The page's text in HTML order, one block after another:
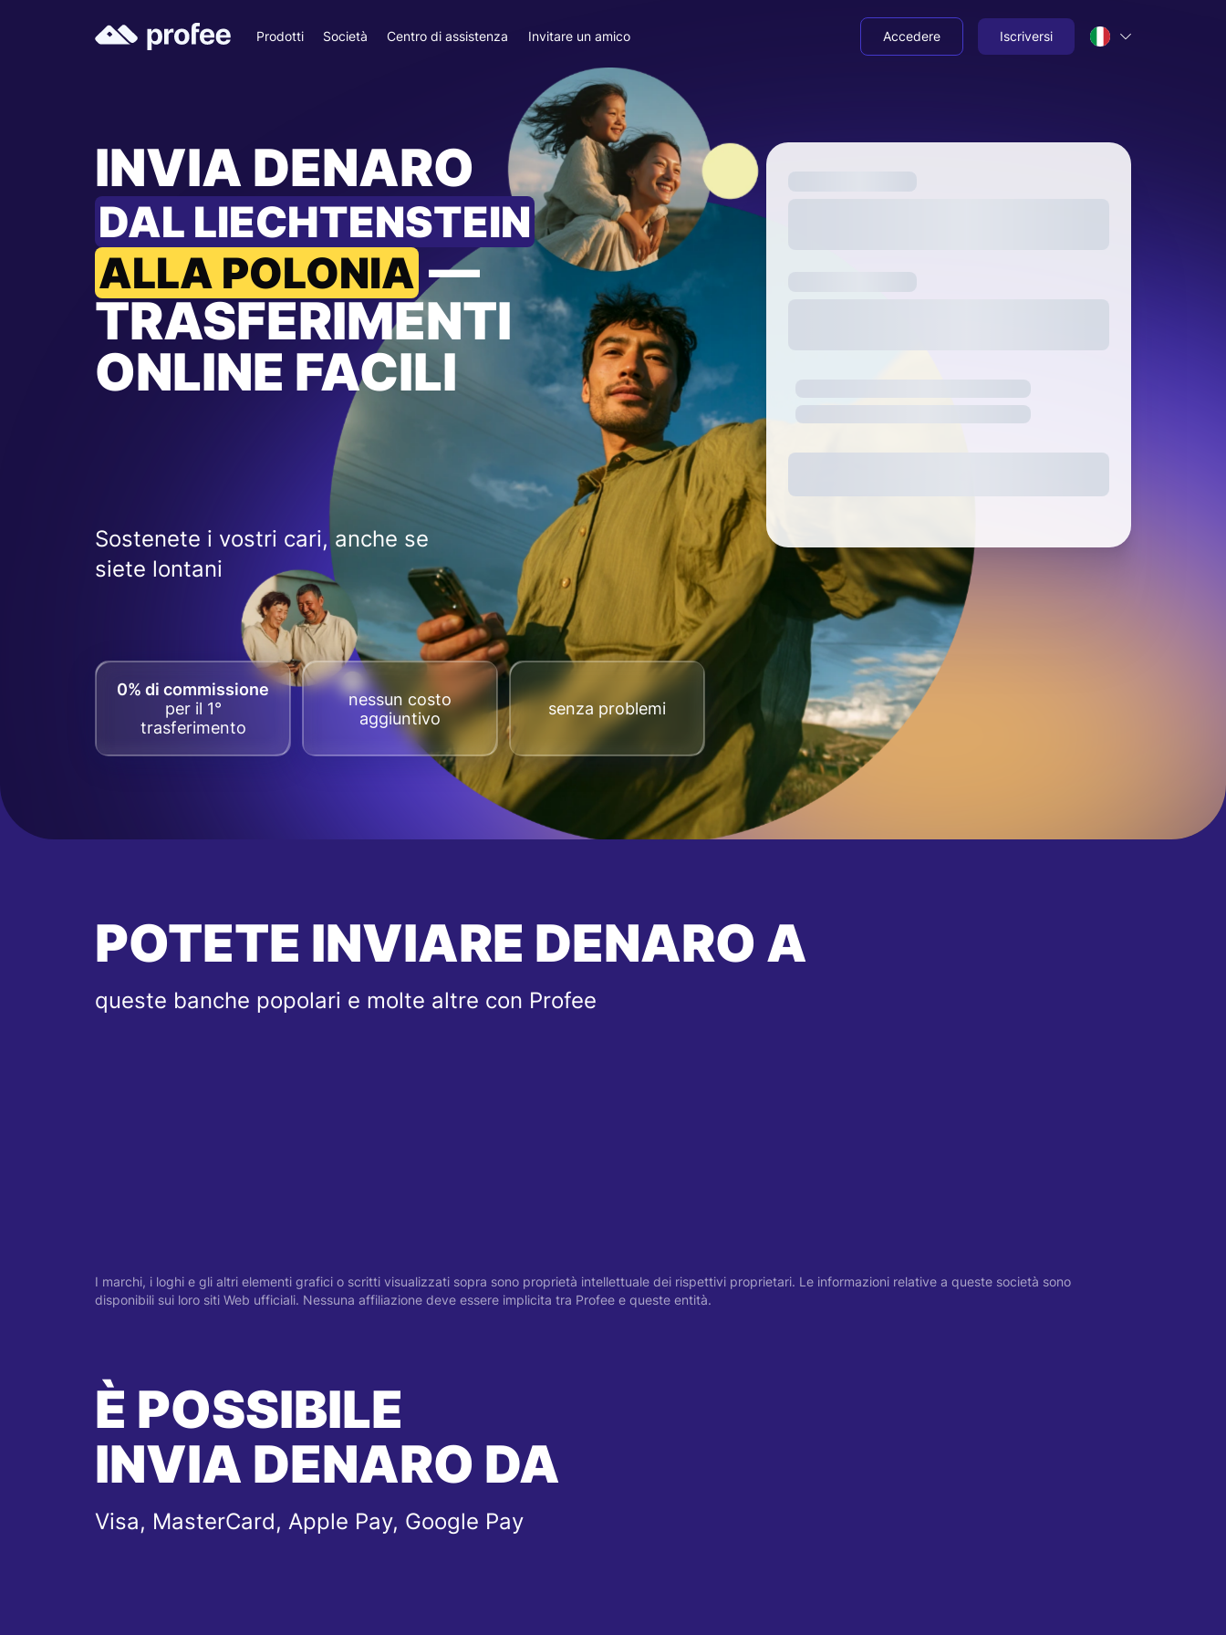
Prodotti Società Centro di assistenza Invitare un amico Accedere Iscriversi
INVIA DENARO
DAL LIECHTENSTEIN
ALLA POLONIA —
TRASFERIMENTI
ONLINE FACILI
Sostenete i vostri cari, anche se
siete lontani
0% di commissione
per il 1°
trasferimento
nessun costo
aggiuntivo
senza problemi
POTETE INVIARE DENARO A
queste banche popolari e molte altre con Profee
I marchi, i loghi e gli altri elementi grafici o scritti visualizzati sopra sono proprietà intellettuale dei rispettivi proprietari. Le informazioni relative a queste società sono
disponibili sui loro siti Web ufficiali. Nessuna affiliazione deve essere implicita tra Profee e queste entità.
È POSSIBILE
INVIA DENARO DA
Visa, MasterCard, Apple Pay, Google Pay